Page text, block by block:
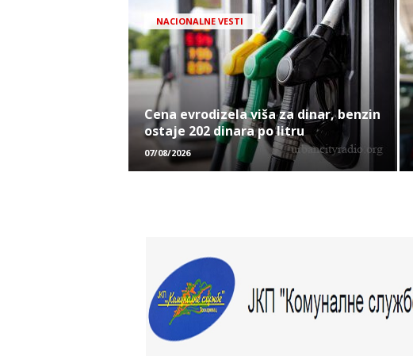
NACIONALNE VESTI
Cena evrodizela viša za dinar, benzin
ostaje 202 dinara po litru
07/08/2026